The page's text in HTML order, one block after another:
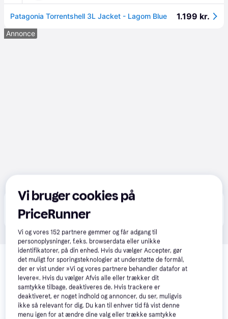
Patagonia Torrentshell 3L Jacket - Lagom Blue 1.199 kr.
Annonce
Produktet fås også hos
, som ikke er betalende
kunde i denne kategori.
Relaterede produkter
Se vores forslag til andre produkter, der matcher dine
interesser. Vis alle
-90 kr.
Vi bruger cookies på
PriceRunner
Vi og vores152 partnere gemmer og får adgang til
personoplysninger, f.eks. browserdata eller unikke
identifikatorer, på din enhed. Hvis du vælger Accepter, gør
det muligt for sporingsteknologier at understøtte de formål,
der er vist under »Vi og vores partnere behandler datafor at
levere«. Hvis du vælger Afvis alle eller trækker dit
samtykke tilbage, deaktiveres de. Hvis trackere er
deaktiveret, er noget indhold og annoncer, du ser, muligvis
ikke så relevant for dig. Du kan til enhver tid få vist denne
menu igen for at ændre dine valg eller trække samtykke